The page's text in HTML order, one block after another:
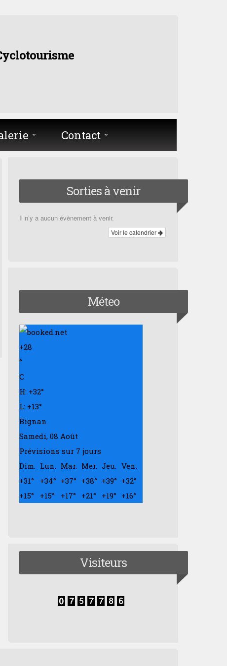
Contact
Sorties à venir
Il n’y a aucun évènement à venir.
Voir le calendrier
Méteo
+28
°
C
H: +32°
L: +13°
Bignan
Samedi, 08 Août
Prévisions sur 7 jours
Dim. Lun. Mar. Mer. Jeu. Ven.
+31° +34° +37° +38° +39° +32°
+15° +15° +17° +21° +19° +16°
Visiteurs